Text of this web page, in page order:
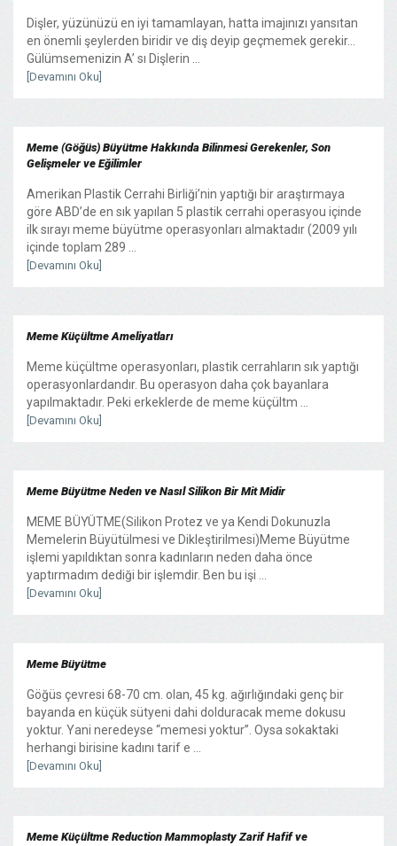
Dişler, yüzünüzü en iyi tamamlayan, hatta imajınızı yansıtan
en önemli şeylerden biridir ve diş deyip geçmemek gerekir...
Gülümsemenizin A’ sı Dişlerin ...
[Devamını Oku]
Meme (Göğüs) Büyütme Hakkında Bilinmesi Gerekenler, Son
Gelişmeler ve Eğilimler
Amerikan Plastik Cerrahi Birliği’nin yaptığı bir araştırmaya
göre ABD’de en sık yapılan 5 plastik cerrahi operasyou içinde
ilk sırayı meme büyütme operasyonları almaktadır (2009 yılı
içinde toplam 289 ...
[Devamını Oku]
Meme Küçültme Ameliyatları
Meme küçültme operasyonları, plastik cerrahların sık yaptığı
operasyonlardandır. Bu operasyon daha çok bayanlara
yapılmaktadır. Peki erkeklerde de meme küçültm ...
[Devamını Oku]
Meme Büyütme Neden ve Nasıl Silikon Bir Mit Midir
MEME BÜYÜTME(Silikon Protez ve ya Kendi Dokunuzla
Memelerin Büyütülmesi ve Dikleştirilmesi)Meme Büyütme
işlemi yapıldıktan sonra kadınların neden daha önce
yaptırmadım dediği bir işlemdir. Ben bu işi ...
[Devamını Oku]
Meme Büyütme
Göğüs çevresi 68-70 cm. olan, 45 kg. ağırlığındaki genç bir
bayanda en küçük sütyeni dahi dolduracak meme dokusu
yoktur. Yani neredeyse “memesi yoktur”. Oysa sokaktaki
herhangi birisine kadını tarif e ...
[Devamını Oku]
Meme Küçültme Reduction Mammoplasty Zarif Hafif ve